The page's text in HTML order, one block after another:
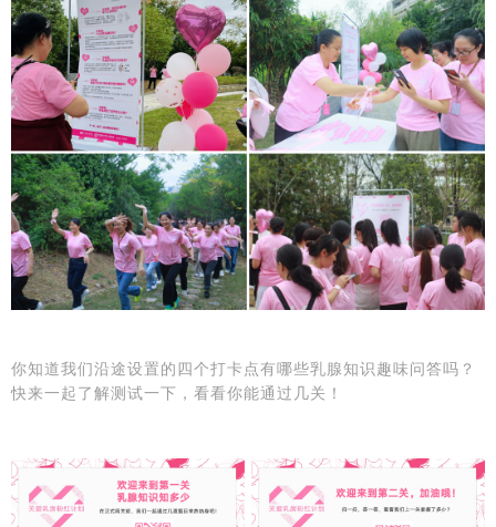
你知道我们沿途设置的四个打卡点有哪些乳腺知识趣味问答吗？
快来一起了解测试一下，看看你能通过几关！